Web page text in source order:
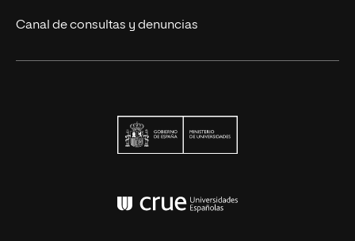
Canal de consultas y denuncias